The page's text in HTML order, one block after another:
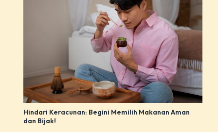
Hindari Keracunan: Begini Memilih Makanan Aman
dan Bijak!